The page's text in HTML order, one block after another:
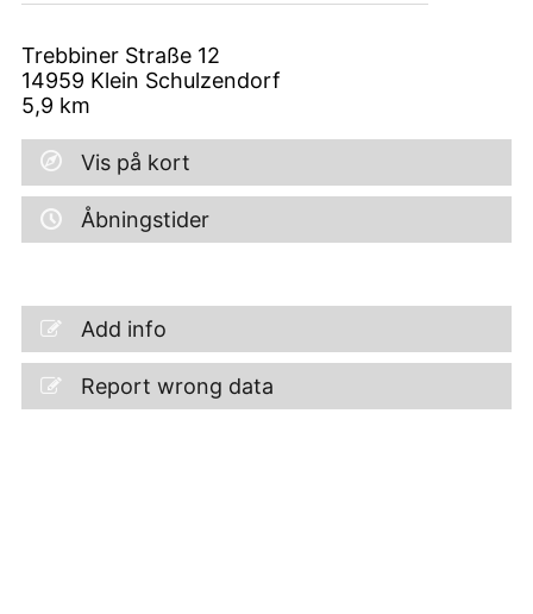
Trebbiner Straße 12
14959 Klein Schulzendorf
5,9 km
Vis på kort
Åbningstider
Add info
Report wrong data